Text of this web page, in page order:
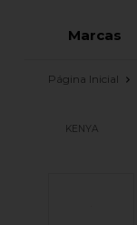
Marcas
Página Inicial
KENYA